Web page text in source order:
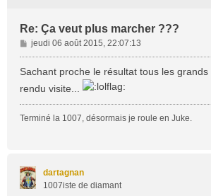
Re: Ça veut plus marcher ???
M
e
a
g
e
jeudi 06 août 2015, 22:07:13
Sachant proche le résultat tous les
rendu visite...
Terminé la 1007, désormais je roule en Juke.
dartagnan
1007iste de diamant